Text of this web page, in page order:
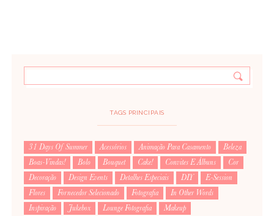
TAGS PRINCIPAIS
31 Days Of Summer Acessórios Animação Para Casamento
Beleza
Boas-Vindas!
Bolo Bouquet Cake! Convites E Álbuns
Cor
Decoração
Design Events Detalhes Especiais DIY
E-Session
Flores
Fornecedor Selecionado Fotografia
In Other Words
Inspiração
Jukebox Lounge Fotografia Makeup